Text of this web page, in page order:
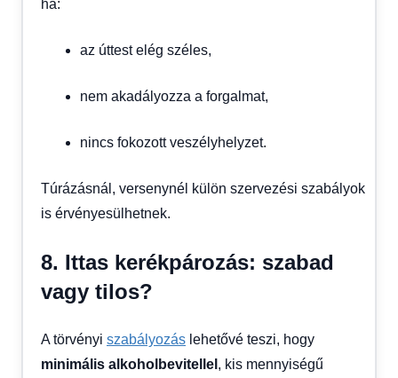
ha:
az úttest elég széles,
nem akadályozza a forgalmat,
nincs fokozott veszélyhelyzet.
Túrázásnál, versenynél külön szervezési szabályok
is érvényesülhetnek.
8. Ittas kerékpározás: szabad
vagy tilos?
A törvényi szabályozás lehetővé teszi, hogy
minimális alkoholbevitellel , kis mennyiségű